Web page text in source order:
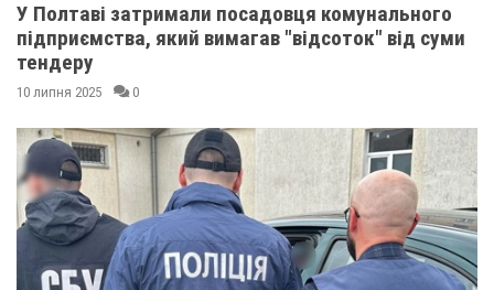
У Полтаві затримали посадовця комунального
підприємства, який вимагав "відсоток" від суми
тендеру
10 липня 2025 0